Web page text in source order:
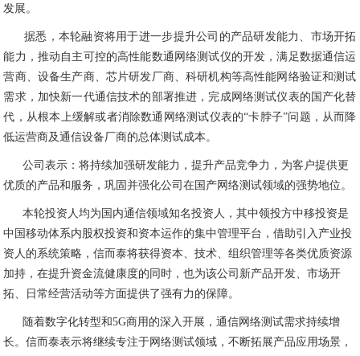
发展。
据悉，本轮融资将用于进一步提升公司的产品研发能力、市场开拓
能力，推动自主可控的高性能数通网络测试仪的开发，满足数据通信运
营商、设备生产商、芯片研发厂商、科研机构等高性能网络验证和测试
需求，加快新一代通信技术的部署推进，完成网络测试仪表的国产化替
代，从根本上缓解或者消除数通网络测试仪表的“卡脖子”问题，从而降
低运营商及通信设备厂商的总体测试成本。
公司表示：将持续加强研发能力，提升产品竞争力，为客户提供更
优质的产品和服务，巩固并强化公司在国产网络测试领域的强势地位。
本轮投资人均为国内通信领域知名投资人，其中领投方中移投资是
中国移动体系内股权投资和资本运作的集中管理平台 ，借助引入产业投
资人的系统策略，信而泰将获得资本、技术、组织管理等各类优质资源
加持，在提升资金流健康度的同时，也为该公司新产品开发、市场开
拓、日常经营活动等方面提供了强有力的保障。
随着数字化转型和5G商用的深入开展 ，通信网络测试需求持续增
长。信而泰表示将继续专注于网络测试领域，不断拓展产品应用场景，